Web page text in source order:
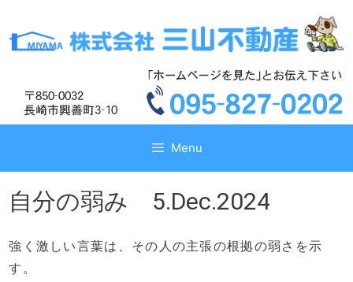
テ
ス
テ
ス
Menu
自分の弱み 5.Dec.2024
強く激しい言葉は、その人の主張の根拠の弱さを示
す。